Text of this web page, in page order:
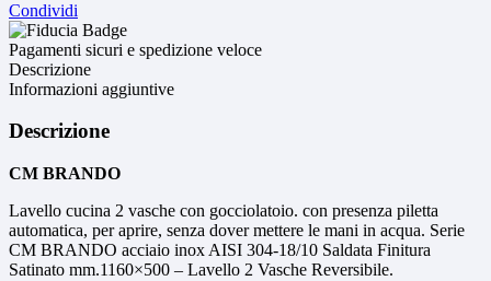
Condividi
Pagamenti sicuri e spedizione veloce
Descrizione
Informazioni aggiuntive
Descrizione
CM BRANDO
Lavello cucina 2 vasche con gocciolatoio. con presenza piletta
automatica, per aprire, senza dover mettere le mani in acqua. Serie
CM BRANDO acciaio inox AISI 304-18/10 Saldata Finitura
Satinato mm.1160×500 – Lavello 2 Vasche Reversibile.